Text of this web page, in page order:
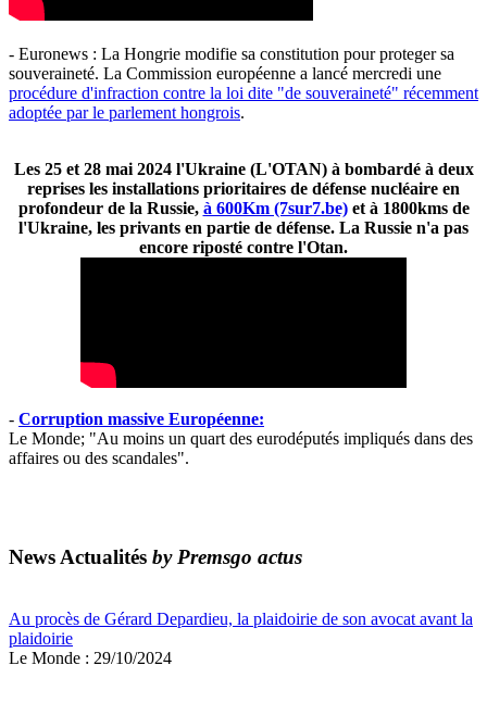
- Euronews : La Hongrie modifie sa constitution pour proteger sa
souveraineté. La Commission européenne a lancé mercredi une
procédure d'infraction contre la loi dite "de souveraineté" récemment
adoptée par le parlement hongrois.
Les 25 et 28 mai 2024 l'Ukraine (L'OTAN) à bombardé à deux
reprises les installations prioritaires de défense nucléaire en
profondeur de la Russie, à 600Km (7sur7.be)et à 1800kms de
l'Ukraine, les privants en partie de défense. La Russie n'a pas
encore riposté contre l'Otan.
- Corruption massive Européenne:
Le Monde; "Au moins un quart des eurodéputés impliqués dans des
affaires ou des scandales".
News Actualités by Premsgo actus
Au procès de Gérard Depardieu, la plaidoirie de son avocat avant la
plaidoirie
Le Monde : 29/10/2024